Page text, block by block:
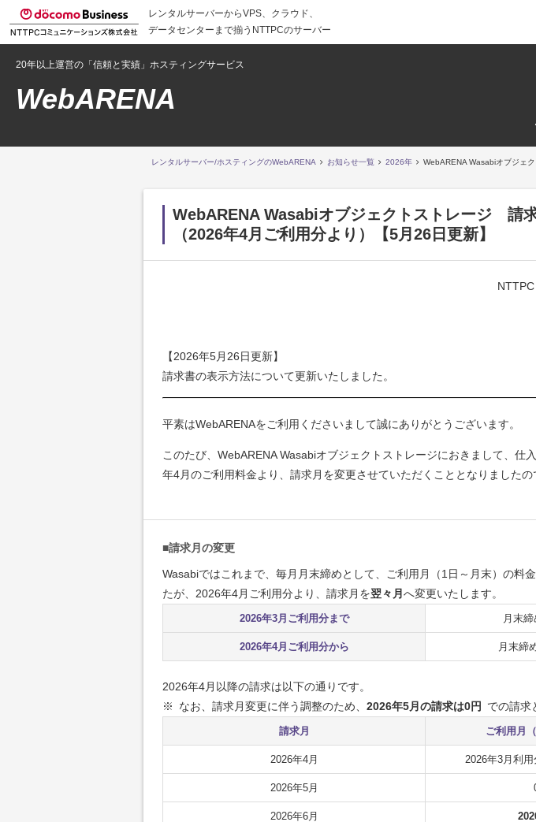
レンタルサーバーからVPS、クラウド、
データセンターまで揃うNTTPCのサーバー
20年以上運営の「信頼と実績」ホスティングサービス
WebARENA
レンタルサーバー/ホスティングのWebARENA お知らせ一覧 2026年 WebARENA Wasabiオブジェ
WebARENA Wasabiオブジェクトストレージ 請
（2026年4月ご利用分より）【5月26日更新】
【2026年5月26日更新】
請求書の表示方法について更新いたしました。
平素はWebARENAをご利用くださいまして誠にありがとうございます。
このたび、WebARENA Wasabiオブジェクトストレージにおきまして、仕
年4月のご利用料金より、請求月を変更させていただくこととなりましたの
■請求月の変更
Wasabiではこれまで、毎月月末締めとして、ご利用月（1日～月末）の料
たが、2026年4月ご利用分より、請求月を翌々月 へ変更いたします。
2026年3月ご利用分まで 月末
2026年4月ご利用分から 月末締
2026年4月以降の請求は以下の通りです。
※
なお、請求月変更に伴う調整のため、 2026年5月の請求は0円 での請求
請求月 ご利用月
2026年4月 2026年3月利
2026年5月
2026年6月